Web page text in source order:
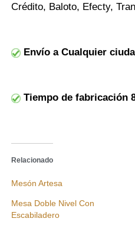
Crédito, Baloto, Efecty,
Envío a Cualquier
Tiempo de fabricación
Relacionado
Mesón Artesa
Mesa Doble Nivel Con
Escabiladero